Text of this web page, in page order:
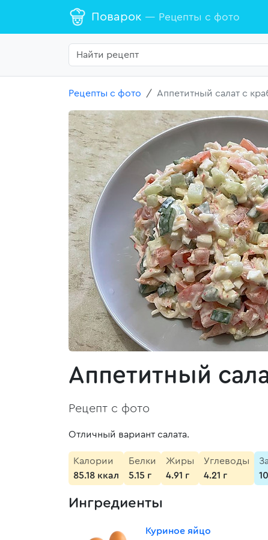
Поварок — Рецепты с фото
Рецепты с фото Аппетитный салат с
Аппетитный
Рецепт с фото
Отличный вариант салата.
Калории
85.18 ккал
Белки
5.15 г
Жиры
4.91 г
Углеводы
4.21 г
Ингредиенты
Куриное яйцо